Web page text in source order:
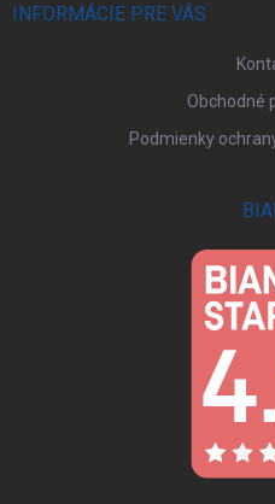
INFORMÁCIE PRE VÁS
Obchodné
Podmienky